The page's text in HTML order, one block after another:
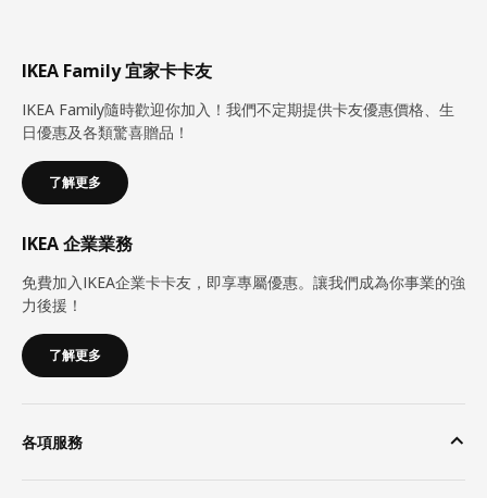
IKEA Family 宜家卡卡友
IKEA Family隨時歡迎你加入！我們不定期提供卡友優惠價格、生
日優惠及各類驚喜贈品！
了解更多
IKEA 企業業務
免費加入IKEA企業卡卡友，即享專屬優惠。讓我們成為你事業的強
力後援！
了解更多
各項服務